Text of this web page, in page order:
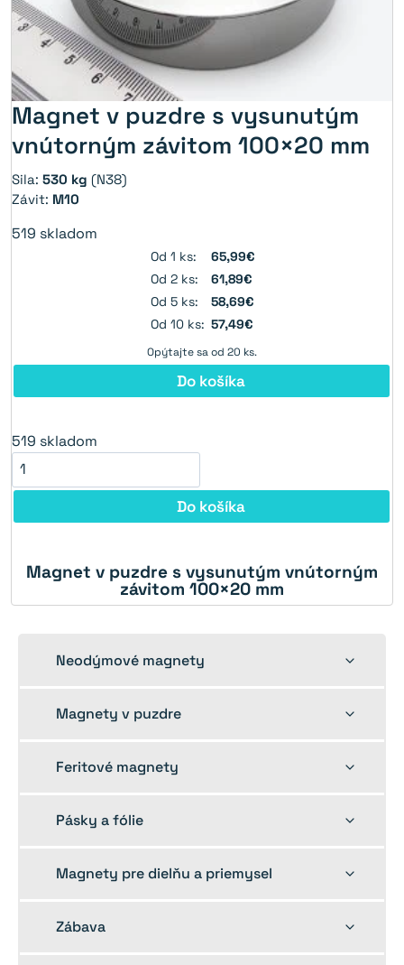
Magnet v puzdre s vysunutým
vnútorným závitom 100×20 mm
Sila: 530 kg (N38)
Závit: M10
519 skladom
Od 1 ks:
65,99€
Od 2 ks:
61,89€
Od 5 ks:
58,69€
Od 10 ks: 57,49€
Opýtajte sa od 20 ks.
Do košíka
519 skladom
Do košíka
Magnet v puzdre s vysunutým vnútorným
závitom 100×20 mm
Neodýmové magnety
Toggle
Magnety v puzdre
Toggle
Feritové magnety
Toggle
Pásky a fólie
Toggle
Magnety pre dielňu a priemysel
Toggle
Zábava
Toggle